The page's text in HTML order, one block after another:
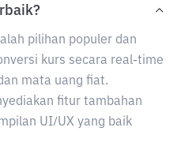
pilihan populer dan
kurs secara real-time
mata uang fiat.
fitur tambahan
UI/UX yang baik